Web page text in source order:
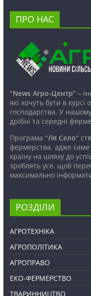
ПРО НАС
“News Агро-Центр”–
які хочуть бути в курсі
господарства. У
дрібні та середні
Програма “Ля Село”
фермерства, адже саме
країну на шляху до
зроблять усе, щоб
максимально
РОЗДІЛИ
АГРОТЕХНІКА
АГРОПОЛІТИКА
АГРОПРАВО
ЕКО-ФЕРМЕРСТВО
ТВАРИННИЦТВО